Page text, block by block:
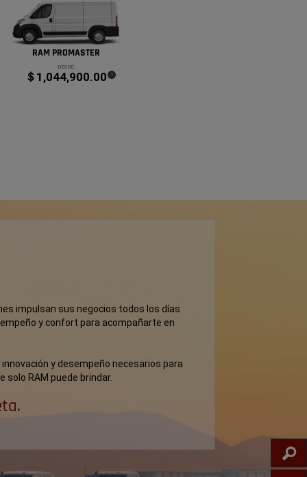
RAM PROMASTER
DESDE:
＄1,044,900.00 (
Disclosure
1)
impulsan sus negocios todos los días
y confort para acompañarte en
y desempeño necesarios para
RAM puede brindar.